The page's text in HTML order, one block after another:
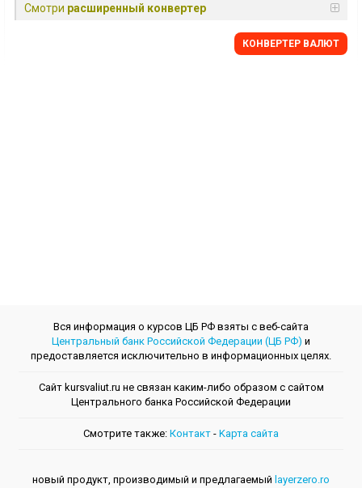
Смотри расширенный конвертер
КОНВЕРТЕР ВАЛЮТ
Вся информация о курсов ЦБ РФ взяты с веб-сайта
Центральный банк Российской Федерации (ЦБ РФ) и
предоставляется исключительно в информационных целях.
Сайт kursvaliut.ru не связан каким-либо образом с сайтом
Центрального банкa Российской Федерации
Смотрите также: Контакт - Kарта сайта
новый продукт, производимый и предлагаемый layerzero.ro